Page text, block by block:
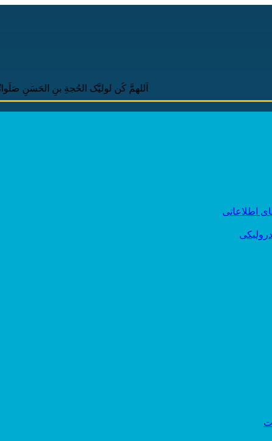
اَللهمَّ کُن لولیَّک الحُجةِ بنِ الحَسَنِ صَلَواتُکَ عَلَیهِ
اطلاعاتی